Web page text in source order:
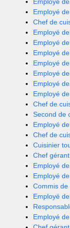
Employé
Chef de
Employé
Employé
Employé
Employé
Employé
Employé
Employé
Chef de
Second de
Employé
Chef de
Cuisinier
Chef
Employé
Employé
Commis de
Employé
Employé